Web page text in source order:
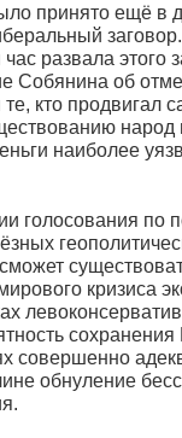
принято ещё в
развала этого
Собянина об
кто продвигал
наиболее
голосования по
кризиса
совершенно
обнуление